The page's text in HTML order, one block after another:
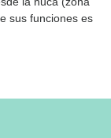
sus funciones es